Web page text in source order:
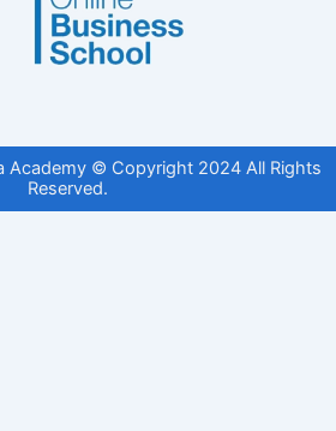
Academy © Copyright 2024 All Rights
Reserved.